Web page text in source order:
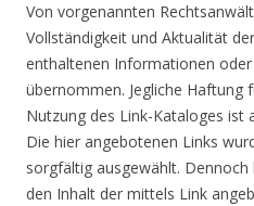
Von vorgenannten
Vollständigkeit und Aktualität
enthaltenen Informationen
übernommen. Jegliche Haftung
Nutzung des Link-Kataloges ist
Die hier angebotenen Links
sorgfältig ausgewählt.
den Inhalt der mittels Link